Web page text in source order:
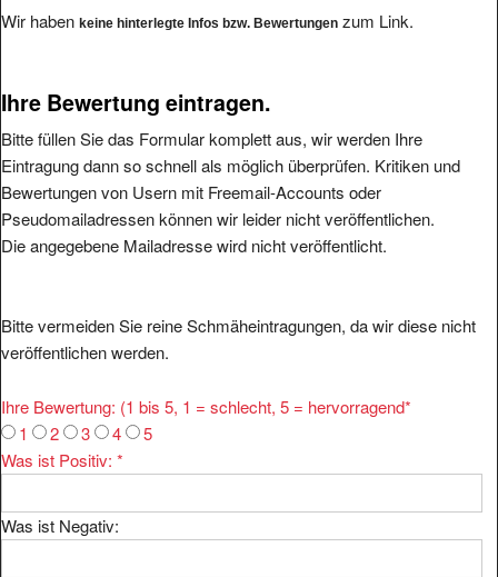
Wir haben keine hinterlegte Infos bzw. Bewertungen zum Link.
Ihre Bewertung eintragen.
Bitte füllen Sie das Formular komplett aus, wir werden Ihre
Eintragung dann so schnell als möglich überprüfen. Kritiken und
Bewertungen von Usern mit Freemail-Accounts oder
Pseudomailadressen können wir leider nicht veröffentlichen.
Die angegebene Mailadresse wird nicht veröffentlicht.
Bitte vermeiden Sie reine Schmäheintragungen, da wir diese nicht
veröffentlichen werden.
Ihre Bewertung: (1 bis 5, 1 = schlecht, 5 = hervorragend*
1
2 3 4
5
Was ist Positiv: *
Was ist Negativ: